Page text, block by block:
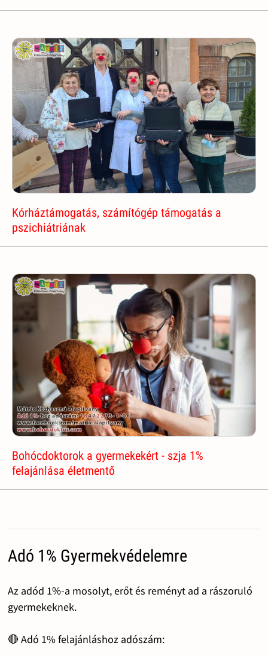
Kórháztámogatás, számítógép támogatás a
pszichiátriának
Bohócdoktorok a gyermekekért - szja 1%
felajánlása életmentő
Adó 1% Gyermekvédelemre
Az adód 1%-a mosolyt, erőt és reményt ad a rászoruló
gyermekeknek.
🔴 Adó 1% felajánláshoz adószám: